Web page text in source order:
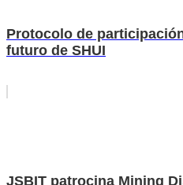
Protocolo de
futuro de SHUI
JSBIT patrocina Mining